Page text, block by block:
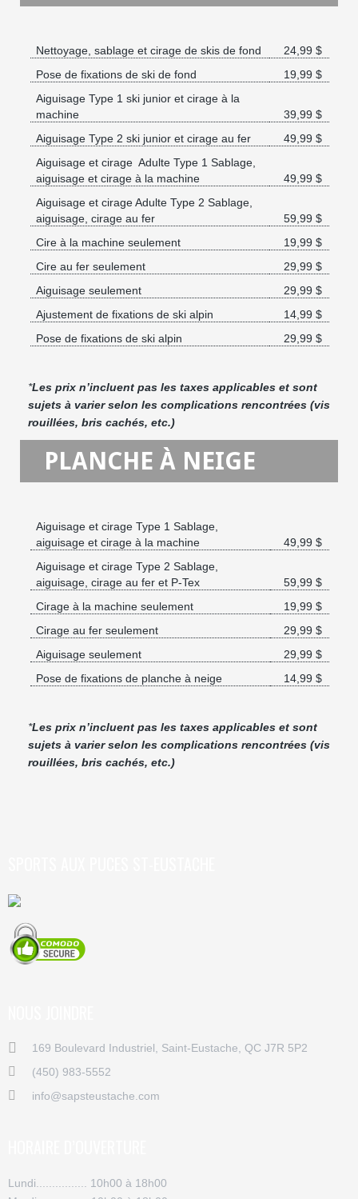
Nettoyage, sablage et cirage de skis de fond
24,99 $
Pose de fixations de ski de fond
19,99 $
Aiguisage Type 1 ski junior et cirage à la
machine
39,99 $
Aiguisage Type 2 ski junior et cirage au fer
49,99 $
Aiguisage et cirage Adulte Type 1 Sablage,
aiguisage et cirage à la machine
49,99 $
Aiguisage et cirage Adulte Type 2 Sablage,
aiguisage, cirage au fer
59,99 $
Cire à la machine seulement
19,99 $
Cire au fer seulement
29,99 $
Aiguisage seulement
29,99 $
Ajustement de fixations de ski alpin
14,99 $
Pose de fixations de ski alpin
29,99 $
*Les prix n’incluent pas les taxes applicables et sont
sujets à varier selon les complications rencontrées (vis
rouillées, bris cachés, etc.)
PLANCHE À NEIGE
Aiguisage et cirage Type 1 Sablage,
aiguisage et cirage à la machine
49,99 $
Aiguisage et cirage Type 2 Sablage,
aiguisage, cirage au fer et P-Tex
59,99 $
Cirage à la machine seulement
19,99 $
Cirage au fer seulement
29,99 $
Aiguisage seulement
29,99 $
Pose de fixations de planche à neige
14,99 $
*Les prix n’incluent pas les taxes applicables et sont
sujets à varier selon les complications rencontrées (vis
rouillées, bris cachés, etc.)
169 Boulevard Industriel, Saint-Eustache, QC J7R 5P2
(450) 983-5552
info@sapsteustache.com
Lundi................ 10h00 à 18h00